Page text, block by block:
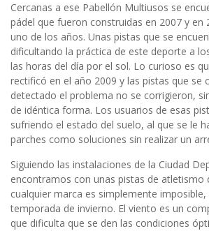
Cercanas a ese Pabellón Multiusos se
pádel que fueron construidas en 2007 y en
uno de los años. Unas pistas que se
dificultando la práctica de este deporte a
las horas del día por el sol. Lo curioso es
rectificó en el año 2009 y las pistas que se
detectado el problema no se corrigieron,
de idéntica forma. Los usuarios de esas
sufriendo el estado del suelo, al que se le
parches como soluciones sin realizar un
Siguiendo las instalaciones de la Ciudad
encontramos con unas pistas de
cualquier marca es simplemente
temporada de invierno. El viento es un
que dificulta que se den las condiciones